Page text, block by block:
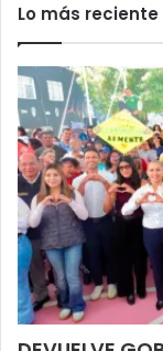
Lo más reciente